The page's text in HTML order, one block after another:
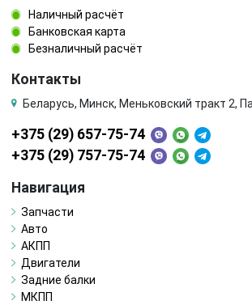
Наличный расчёт
Банковская карта
Безналичный расчёт
Контакты
Беларусь, Минск, Меньковский тракт 2,
+375 (29) 657-75-74
+375 (29) 757-75-74
Навигация
Запчасти
Авто
АКПП
Двигатели
Задние балки
МКПП